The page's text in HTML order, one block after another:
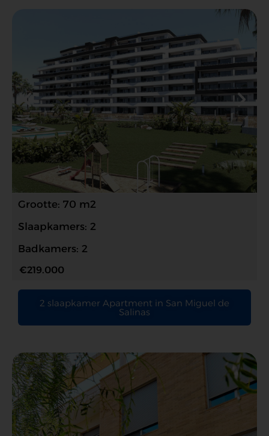
Grootte: 70 m2
Slaapkamers: 2
Badkamers: 2
€219.000
2 slaapkamer Apartment in San Miguel de
Salinas